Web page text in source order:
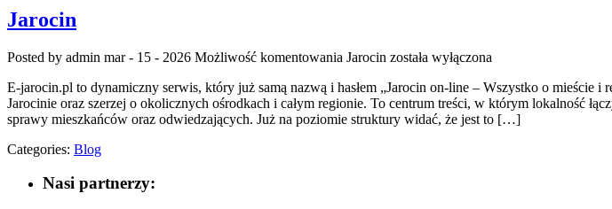
Jarocin
Posted by admin mar - 15 - 2026 Możliwość komentowania Jarocin została wyłączona
E-jarocin.pl to dynamiczny serwis, który już samą nazwą i hasłem „Jarocin on-line – Wszystko o mieście
Jarocinie oraz szerzej o okolicznych ośrodkach i całym regionie. To centrum treści, w którym lokalność
sprawy mieszkańców oraz odwiedzających. Już na poziomie struktury widać, że jest to […]
Categories: Blog
Nasi partnerzy: